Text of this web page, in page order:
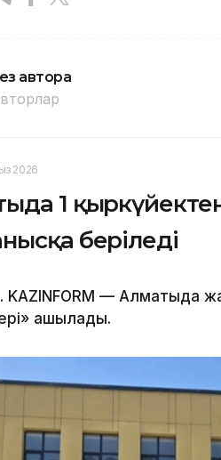
автора
2026
1
беріледі
— Алматыда
ашылады.